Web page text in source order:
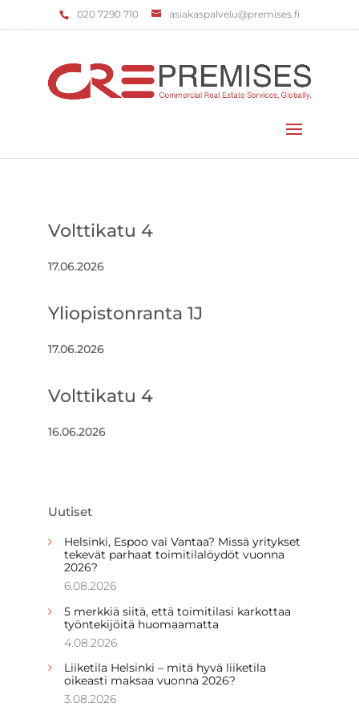
‌020 7290 710 asiakaspalvelu@premises.fi
Volttikatu 4
17.06.2026
Yliopistonranta 1J
17.06.2026
Volttikatu 4
16.06.2026
Uutiset
Helsinki, Espoo vai Vantaa? Missä yritykset
tekevät parhaat toimitilalöydöt vuonna
2026?
6.08.2026
5 merkkiä siitä, että toimitilasi karkottaa
työntekijöitä huomaamatta
4.08.2026
Liiketila Helsinki – mitä hyvä liiketila
oikeasti maksaa vuonna 2026?
3.08.2026